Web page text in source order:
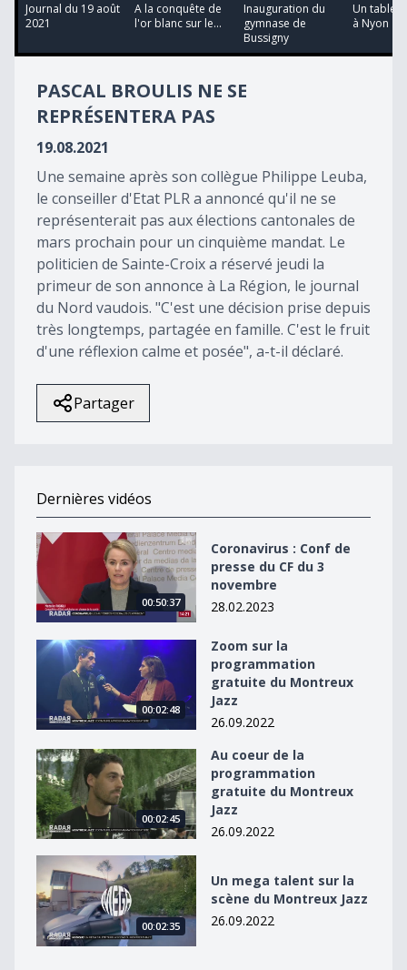
10
minutes,
seconds
Journal du 19 août
2021
A la conquête de
l'or blanc sur le...
Inauguration du
gymnase de
Bussigny
Un
à Nyon
PASCAL BROULIS NE SE
REPRÉSENTERA PAS
19.08.2021
Une semaine après son collègue Philippe Leuba,
le conseiller d'Etat PLR a annoncé qu'il ne se
représenterait pas aux élections cantonales de
mars prochain pour un cinquième mandat. Le
politicien de Sainte-Croix a réservé jeudi la
primeur de son annonce à La Région, le journal
du Nord vaudois. "C'est une décision prise depuis
très longtemps, partagée en famille. C'est le fruit
d'une réflexion calme et posée", a-t-il déclaré.
Partager
Dernières vidéos
Coronavirus : Conf de presse du CF du 3 novembre
00:50:37
Coronavirus : Conf de
presse du CF du 3
novembre
28.02.2023
Zoom sur la programmation gratuite du Montreux
00:02:48
Zoom sur la
programmation
gratuite du Montreux
Jazz
26.09.2022
Au coeur de la programmation gratuite du Montreux
00:02:45
Au coeur de la
programmation
gratuite du Montreux
Jazz
26.09.2022
Un mega talent sur la scène du Montreux Jazz
00:02:35
Un mega talent sur la
scène du Montreux Jazz
26.09.2022